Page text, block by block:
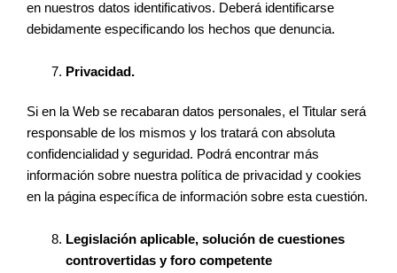
en nuestros datos identificativos. Deberá identificarse
debidamente especificando los hechos que denuncia.
Privacidad.
Si en la Web se recabaran datos personales, el Titular será
responsable de los mismos y los tratará con absoluta
confidencialidad y seguridad. Podrá encontrar más
información sobre nuestra política de privacidad y cookies
en la página específica de información sobre esta cuestión.
Legislación aplicable, solución de cuestiones
controvertidas y foro competente